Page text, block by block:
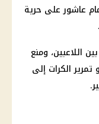
عاشور على حرية
اللاعبين، ومنع
الكرات إلى